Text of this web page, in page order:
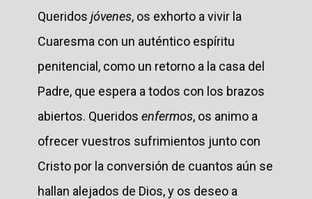
Queridos jóvenes, os exhorto a vivir la
Cuaresma con un auténtico espíritu
penitencial, como un retorno a la casa del
Padre, que espera a todos con los brazos
abiertos. Queridos enfermos, os animo a
ofrecer vuestros sufrimientos junto con
Cristo por la conversión de cuantos aún se
hallan alejados de Dios, y os deseo a